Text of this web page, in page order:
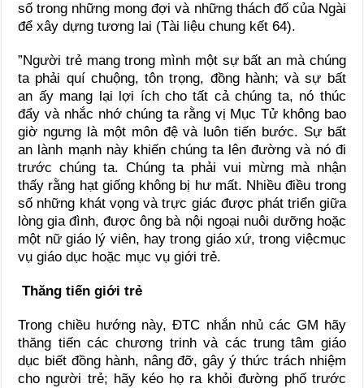
số trong những mong đợi và những thách đố của Ngài
để xây dựng tương lai (Tài liệu chung kết 64).
”Người trẻ mang trong mình một sự bất an mà chúng
ta phải quí chuộng, tôn trọng, đồng hành; và sự bất
an ấy mang lại lợi ích cho tất cả chúng ta, nó thúc
đẩy và nhắc nhớ chúng ta rằng vị Mục Tử không bao
giờ ngưng là một môn đệ và luôn tiến bước. Sự bất
an lành mạnh này khiến chúng ta lên đường và nó đi
trước chúng ta. Chúng ta phải vui mừng mà nhận
thấy rằng hạt giống không bị hư mất. Nhiều điều trong
số những khát vọng và trực giác được phát triển giữa
lòng gia đình, được ông bà nội ngoại nuôi dưỡng hoặc
một nữ giáo lý viên, hay trong giáo xứ, trong việcmục
vụ giáo dục hoặc mục vụ giới trẻ.
Thăng tiến giới trẻ
Trong chiều hướng này, ĐTC nhắn nhủ các GM hãy
thăng tiến các chương trinh và các trung tâm giáo
dục biết đồng hành, nâng đỡ, gây ý thức trách nhiệm
cho người trẻ; hãy kéo họ ra khỏi đường phố trước